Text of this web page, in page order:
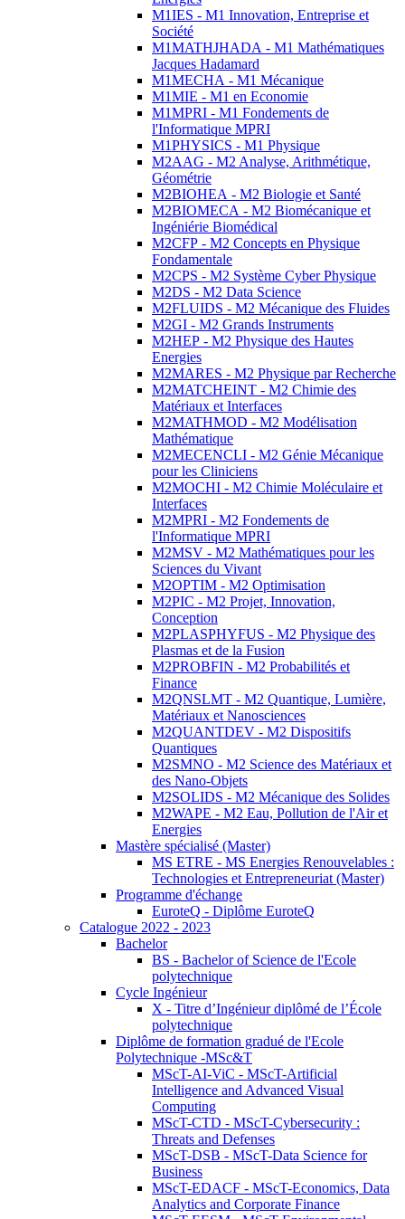
M1IES - M1 Innovation, Entreprise et
Société
M1MATHJHADA - M1 Mathématiques
Jacques Hadamard
M1MECHA - M1 Mécanique
M1MIE - M1 en Economie
M1MPRI - M1 Fondements de
l'Informatique MPRI
M1PHYSICS - M1 Physique
M2AAG - M2 Analyse, Arithmétique,
Géométrie
M2BIOHEA - M2 Biologie et Santé
M2BIOMECA - M2 Biomécanique et
Ingéniérie Biomédical
M2CFP - M2 Concepts en Physique
Fondamentale
M2CPS - M2 Système Cyber Physique
M2DS - M2 Data Science
M2FLUIDS - M2 Mécanique des Fluides
M2GI - M2 Grands Instruments
M2HEP - M2 Physique des Hautes
Energies
M2MARES - M2 Physique par Recherche
M2MATCHEINT - M2 Chimie des
Matériaux et Interfaces
M2MATHMOD - M2 Modélisation
Mathématique
M2MECENCLI - M2 Génie Mécanique
pour les Cliniciens
M2MOCHI - M2 Chimie Moléculaire et
Interfaces
M2MPRI - M2 Fondements de
l'Informatique MPRI
M2MSV - M2 Mathématiques pour les
Sciences du Vivant
M2OPTIM - M2 Optimisation
M2PIC - M2 Projet, Innovation,
Conception
M2PLASPHYFUS - M2 Physique des
Plasmas et de la Fusion
M2PROBFIN - M2 Probabilités et
Finance
M2QNSLMT - M2 Quantique, Lumière,
Matériaux et Nanosciences
M2QUANTDEV - M2 Dispositifs
Quantiques
M2SMNO - M2 Science des Matériaux et
des Nano-Objets
M2SOLIDS - M2 Mécanique des Solides
M2WAPE - M2 Eau, Pollution de l'Air et
Energies
Mastère spécialisé (Master)
MS ETRE - MS Energies Renouvelables :
Technologies et Entrepreneuriat (Master)
Programme d'échange
EuroteQ - Diplôme EuroteQ
Catalogue 2022 - 2023
Bachelor
BS - Bachelor of Science de l'Ecole
polytechnique
Cycle Ingénieur
X - Titre d’Ingénieur diplômé de l’École
polytechnique
Diplôme de formation gradué de l'Ecole
Polytechnique -MSc&T
MScT-AI-ViC - MScT-Artificial
Intelligence and Advanced Visual
Computing
MScT-CTD - MScT-Cybersecurity :
Threats and Defenses
MScT-DSB - MScT-Data Science for
Business
MScT-EDACF - MScT-Economics, Data
Analytics and Corporate Finance